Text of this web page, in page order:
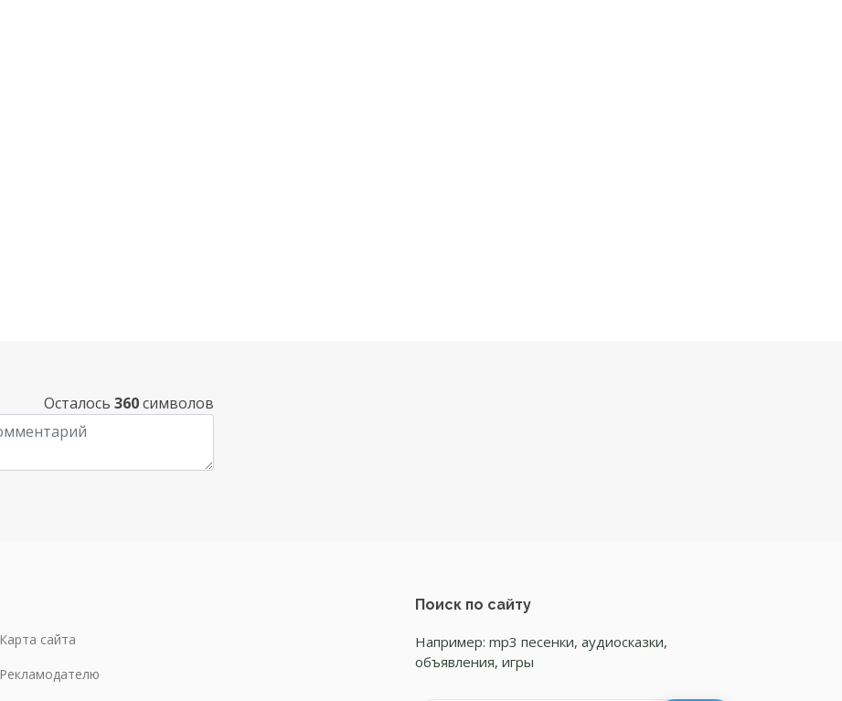
Осталось 360символов
Карта сайта
Рекламодателю
Поиск по сайту
Например: mp3 песенки, аудиосказки,
объявления, игры